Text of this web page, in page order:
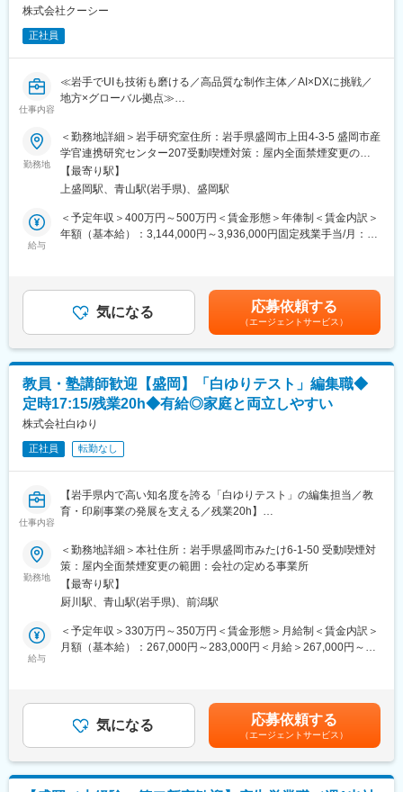
て、様々なニーズに応え、包括的なサポートを行う企業へと進化
し続けて参りました。2024年からはイギリス、ミャンマーの拠点
変更の範囲：会社の定める業務
も関与。SASSやCMS運用に強みを伸ばし、将来は要件定義・企
画からの参画へキャリアを拡張できます。
■ディレクションを武器に市場価値を高める：
コード品質の統一、WBSによる進行、改善提案まで主体的に担え
るため「作業者で終わる不満」から脱却。上流経験を積み、スペ
シャリスト／リード／ディレクターの多彩な道を選べます。
■岩手からグローバルに学べる環境：
岩手大学構内の研究拠点で先端技術と高品質クリエイティブを育
み、海外拠点とも連携して知見を吸収できる成長環境です。
[coosy.co.jp]
■当社について：
当社は東京・岩手・ロンドン・ミャンマーに拠点を持つAI×Web制
つ、海外拠点と連携して多言語対応や開発効率の向上を実現。実
績は岩手銀行、日本郵便、freee、丹青社など多様な大手案件に及
び、企画から運用改善まで伴走する成果志向が当社の優位性で
す。
変更の範囲：会社の定める業務
株式会社クーシー
正社員
仕事内容
≪岩手でUIも技術も磨ける／高品質な制作主体／AI×DXに挑戦／
地方×グローバル拠点≫
・大手との直取引＆新規Webサービス立ち上げなど多彩な案件で
UI／UX開発
・年間休日120日以上、平均残業15時間でプライベート充実
・岩手大学との産学連携＆ミャンマー・ロンドン拠点との協働
で、地方でグローバル経験
当社では、Webサイトやアプリのコーディングを中心に、CMS構
■職務内容：
・Webサイトの立ち上げ・リニューアル・運用におけるコーディ
・プロジェクト管理や見積もり作成、アサイン調整
・クライアント折衝や要件定義など上流工程にも携わります
多様な社内外チーム（コーダー、オフショア、プログラマー等）
と連携しながら、高品質な成果物を追求。SEOやパフォーマンス
改善にも配慮し、技術と戦略の両面で価値を提供します
■地方でもグローバルスキルを磨ける環境：
岩手大学と連携した研究開発拠点「クーシーラボ岩手」で、最先
端技術に触れながら、大手企業と直取引。さらにミャンマーやロ
ンドン拠点とも協業することで、地方で多文化・多様な開発現場
■余裕のワークスタイルでスキル集中：
完全週休2日制・年間休日120日超の環境。自動車通勤OK、駐車
場会社負担。安心環境で技術習得に集中できます。
■当社について：
当社は東京本社と岩手を拠点にAI×Web制作、DX支援、グローバ
ピート率も高く、安定した受注基盤を築いています。今後もAIチ
ャットボットやCMSなど自社プロダクトの展開を強化し、DX時代
の価値創出を目指します。制度・教育体制も整備され、地方でも
技術者としてコアな成長を遂げられる環境です。
勤務地
＜勤務地詳細＞岩手研究室住所：岩手県盛岡市上田4-3-5 盛岡市産
学官連携研究センター207受動喫煙対策：屋内全面禁煙変更の範
囲：会社の定める事業所（リモートワーク含む）
【最寄り駅】
上盛岡駅、青山駅(岩手県)、盛岡駅
給与
＜予定年収＞400万円～500万円＜賃金形態＞年俸制＜賃金内訳＞
年額（基本給）：3,144,000円～3,936,000円固定残業手当/月：
補足＞■昇給：年1～2回（4月・10月）■賞与：実績賞与（9月／業
績による）賃金はあくまでも目安の金額であり、選考を通じて上
下する可能性があります。月給(月額)は固定手当を含めた表記で
す。
気になる 応募依頼する
（エージェントサービス）
教員・塾講師歓迎【盛岡】「白ゆりテスト」編集職◆
定時17:15/残業20h◆有給◎家庭と両立しやすい
株式会社白ゆり
正社員 転勤なし
仕事内容
【岩手県内で高い知名度を誇る「白ゆりテスト」の編集担当／教
育・印刷事業の発展を支える／残業20h】
■この求人のポイント
・「授業を離れても教育に関わり続けたい」方へ
・岩手県トップクラスの実績「白ゆりテスト」に携われる
・問題作成・分析など、教員経験をそのまま活かせる
・月残業20h程度／内勤中心で働き方改善◎
・AI活用など新しい教育づくりにも挑戦できる
<具体的には>
・テスト問題の編集・出題内容のブラッシュアップ
※業務適性により、当社運営の塾「作人舘」での講師や事務作業を
勤務地
＜勤務地詳細＞本社住所：岩手県盛岡市みたけ6-1-50 受動喫煙対
策：屋内全面禁煙変更の範囲：会社の定める事業所
【最寄り駅】
厨川駅、青山駅(岩手県)、前潟駅
給与
＜予定年収＞330万円～350万円＜賃金形態＞月給制＜賃金内訳＞
月額（基本給）：267,000円～283,000円＜月給＞267,000円～
す。月給(月額)は固定手当を含めた表記です。
気になる 応募依頼する
（エージェントサービス）